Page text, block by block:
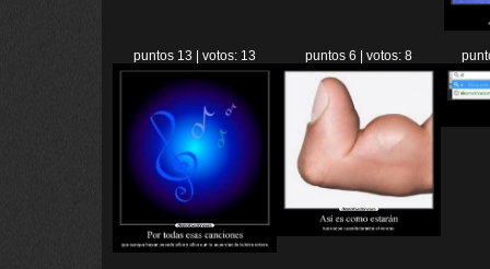
puntos 13 | votos: 13 puntos 6 | votos: 8